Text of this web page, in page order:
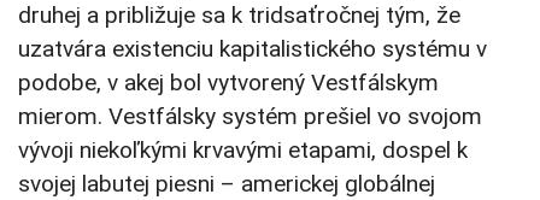
druhej a približuje sa k tridsaťročnej tým, že
uzatvára existenciu kapitalistického systému v
podobe, v akej bol vytvorený Vestfálskym
mierom. Vestfálsky systém prešiel vo svojom
vývoji niekoľkými krvavými etapami, dospel k
svojej labutej piesni – americkej globálnej